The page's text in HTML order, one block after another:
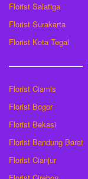
Florist Salatiga
Florist Surakarta
Florist Kota Tegal
Florist Ciamis
Florist Bogor
Florist Bekasi
Florist Bandung Barat
Florist Cianjur